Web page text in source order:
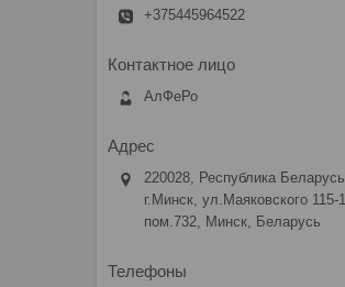
+375445964522
АлФеРо
220028, Республика Беларусь,
г.Минск, ул.Маяковского 115-1,
пом.732, Минск, Беларусь